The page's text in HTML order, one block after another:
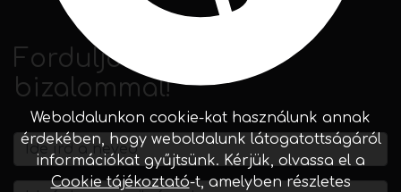
Weboldalunkon cookie-kat használunk annak
érdekében, hogy weboldalunk látogatottságáról
információkat gyűjtsünk. Kérjük, olvassa el a
Cookie tájékoztató-t, amelyben részletes
Forduljon hozzánk
bizalommal!